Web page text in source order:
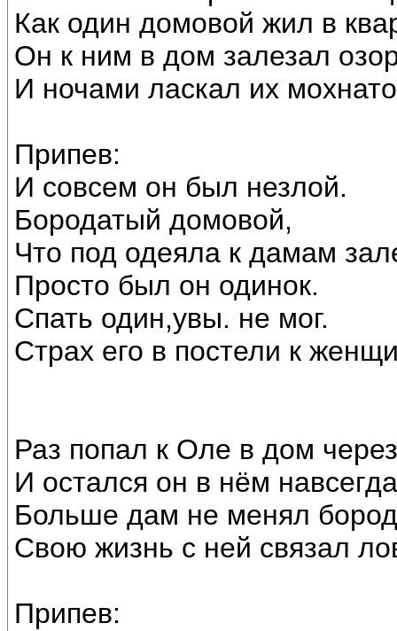
Как один домовой жил в
Он к ним в дом залезал
И ночами ласкал их
Припев:
И совсем он был незлой.
Бородатый домовой,
Что под одеяла к дамам
Просто был он одинок.
Спать один,увы. не мог.
Страх его в постели к
Раз попал к Оле в дом
И остался он в нём
Больше дам не менял
Свою жизнь с ней связал
Припев: